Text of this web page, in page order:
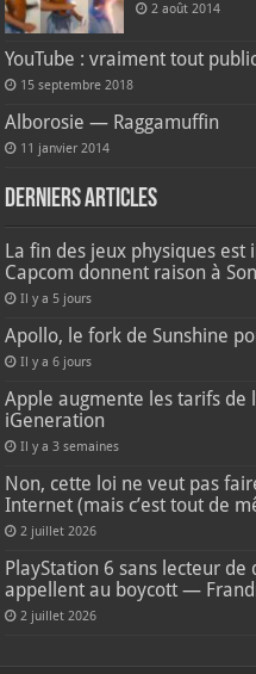
2 août 2014
YouTube : vraiment tout
15 septembre 2018
Alborosie — Raggamuffin
11 janvier 2014
Derniers articles
La fin des jeux physiques est
Capcom donnent raison à
Il y a 5 jours
Apollo, le fork de Sunshine
Il y a 6 jours
Apple augmente les tarifs
iGeneration
Il y a 3 semaines
Non, cette loi ne veut pas
Internet (mais c’est tout de
2 juillet 2026
PlayStation 6 sans lecteur
appellent au boycott —
2 juillet 2026